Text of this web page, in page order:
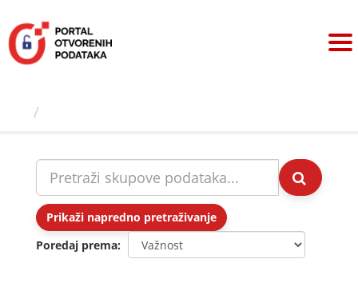
sadržaj
Prikaži napredno pretraživanje
Poredaj prema